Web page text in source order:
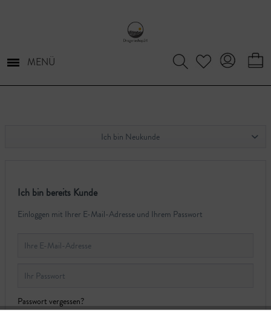
MENÜ
Ich bin Neukunde
Ich bin bereits Kunde
Einloggen mit Ihrer E-Mail-Adresse und Ihrem Passwort
Passwort vergessen?